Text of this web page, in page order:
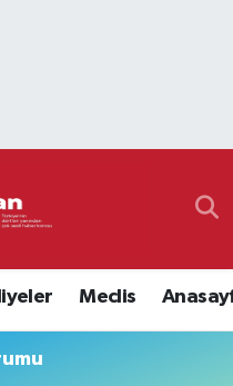
Meclis
Fikstür